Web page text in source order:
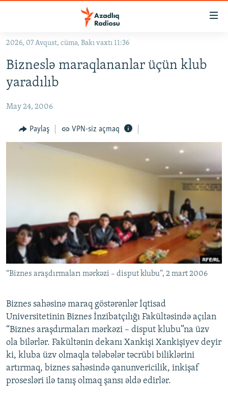
Əsas
qayıt
Əsas
naviqasiyaya
qayıt
KORRUPSIOMETR
#ƏSLINDƏ
FƏRQƏ BAX
QANUNI DOĞRU
FOTOQALEREYA
İNFOQRAFIKA
KARIKATURA
AZƏRBAYCAN ƏDƏBIYYATI KITABXANASI
İSLAM VƏ DEMOKRATIYA
İZ - MƏDƏNIYYƏT PROQRAMI
HAQQIMIZDA
MISSIYAMIZ
PEŞƏ ETIKASI VƏ JURNALISTIKA STANDARTLARIMIZ
MATERIALLARIMIZDAN ISTIFADƏ
BIZIMLƏ ƏLAQƏ
XƏBƏR BÜLLETENLƏRIMIZ
BIZI IZLƏ
2026, 07 Avqust, cümə, Bakı vaxtı 11:36
Bizneslə maraqlananlar üçün klub
yaradılıb
May 24, 2006
Paylaş VPN-siz açmaq
“Biznes araşdırmaları mərkəzi – disput klubu”, 2 mart 2006
Biznes sahəsinə maraq göstərənlər İqtisad
Universitetinin Biznes İnzibatçılığı Fakültəsində açılan
“Biznes araşdırmaları mərkəzi – disput klubu”na üzv
ola bilərlər. Fakültənin dekanı Xankişi Xankişiyev deyir
ki, kluba üzv olmaqla tələbələr təcrübi biliklərini
artırmaq, biznes sahəsində qanunvericilik, inkişaf
prosesləri ilə tanış olmaq şansı əldə edirlər.